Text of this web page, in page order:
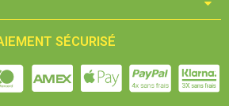
SÉCURISÉ